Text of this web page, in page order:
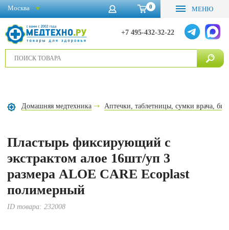
0 МЕНЮ
+7 495-432-32-22
Москва
Домашняя медтехника Аптечки, таблетницы, сумки врача,
Пластырь фиксирующий с
экстрактом алое 16шт/уп 3
размера ALOE CARE Ecoplast
полимерный
ID товара:232008